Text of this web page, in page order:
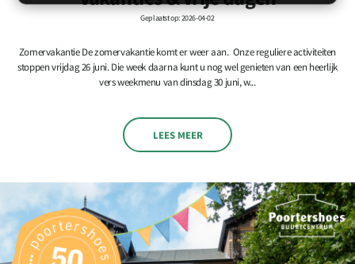
Geplaatst op: 2026-04-02
Zomervakantie De zomervakantie komt er weer aan. Onze reguliere activiteiten
stoppen vrijdag 26 juni. Die week daarna kunt u nog wel genieten van een heerlijk
vers weekmenu van dinsdag 30 juni, w...
LEES MEER